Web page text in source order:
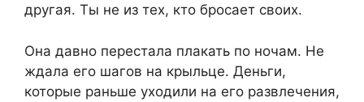
другая. Ты не из тех, кто бросает своих.
Она давно перестала плакать по ночам. Не
ждала его шагов на крыльце. Деньги,
которые раньше уходили на его развлечения,